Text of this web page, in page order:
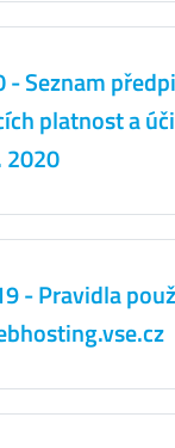
- Seznam
platnost a
2020
- Pravidla